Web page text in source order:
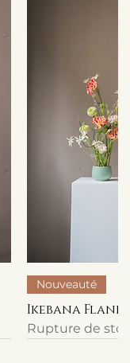
Nouveauté
Ikebana
Rupture de